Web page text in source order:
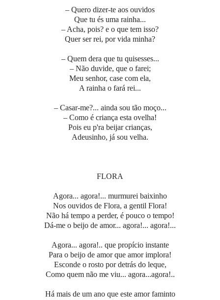
– Quero dizer-te aos ouvidos
Que tu és uma rainha...
– Acha, pois? e o que tem isso?
Quer ser rei, por vida minha?
– Quem dera que tu quisesses...
– Não duvide, que o farei;
Meu senhor, case com ela,
A rainha o fará rei...
– Casar-me?... ainda sou tão moço...
– Como é criança esta ovelha!
Pois eu p'ra beijar crianças,
Adeusinho, já sou velha.
FLORA
Agora... agora!... murmurei baixinho
Nos ouvidos de Flora, a gentil Flora!
Não há tempo a perder, é pouco o tempo!
Dá-me o beijo de amor... agora!... agora!...
Agora... agora!.. que propício instante
Para o beijo de amor que amor implora!
Esconde o rosto por detrás do leque,
Como quem não me viu... agora...agora!..
Há mais de um ano que este amor faminto